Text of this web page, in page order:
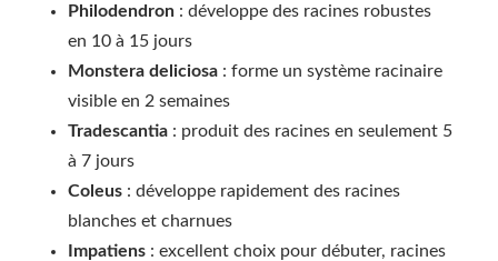
Philodendron : développe des racines robustes
en 10 à 15 jours
Monstera deliciosa : forme un système racinaire
visible en 2 semaines
Tradescantia : produit des racines en seulement 5
à 7 jours
Coleus : développe rapidement des racines
blanches et charnues
Impatiens : excellent choix pour débuter, racines